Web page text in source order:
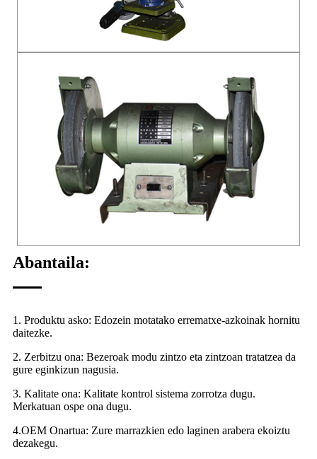
Abantaila:
1. Produktu asko: Edozein motatako errematxe-azkoinak hornitu
daitezke.
2. Zerbitzu ona: Bezeroak modu zintzo eta zintzoan tratatzea da
gure eginkizun nagusia.
3. Kalitate ona: Kalitate kontrol sistema zorrotza dugu.
Merkatuan ospe ona dugu.
4.OEM Onartua: Zure marrazkien edo laginen arabera ekoiztu
dezakegu.